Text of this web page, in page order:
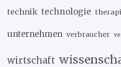
technik technologie
unternehmen verbraucher
wirtschaft